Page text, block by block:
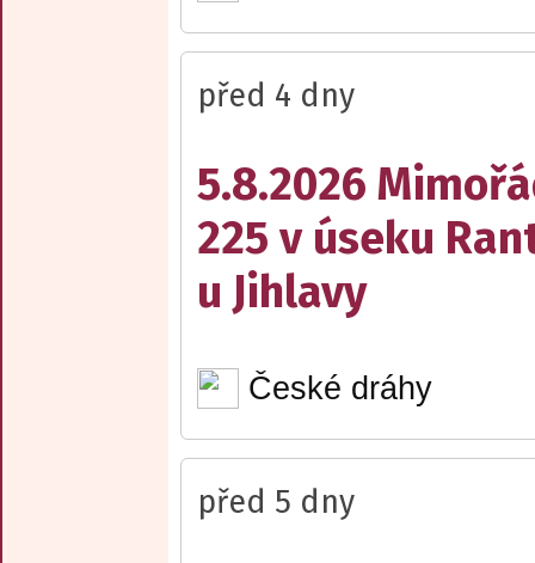
před 4 dny
5.8.2026
225 v úseku
u Jihlavy
České dráhy
před 5 dny